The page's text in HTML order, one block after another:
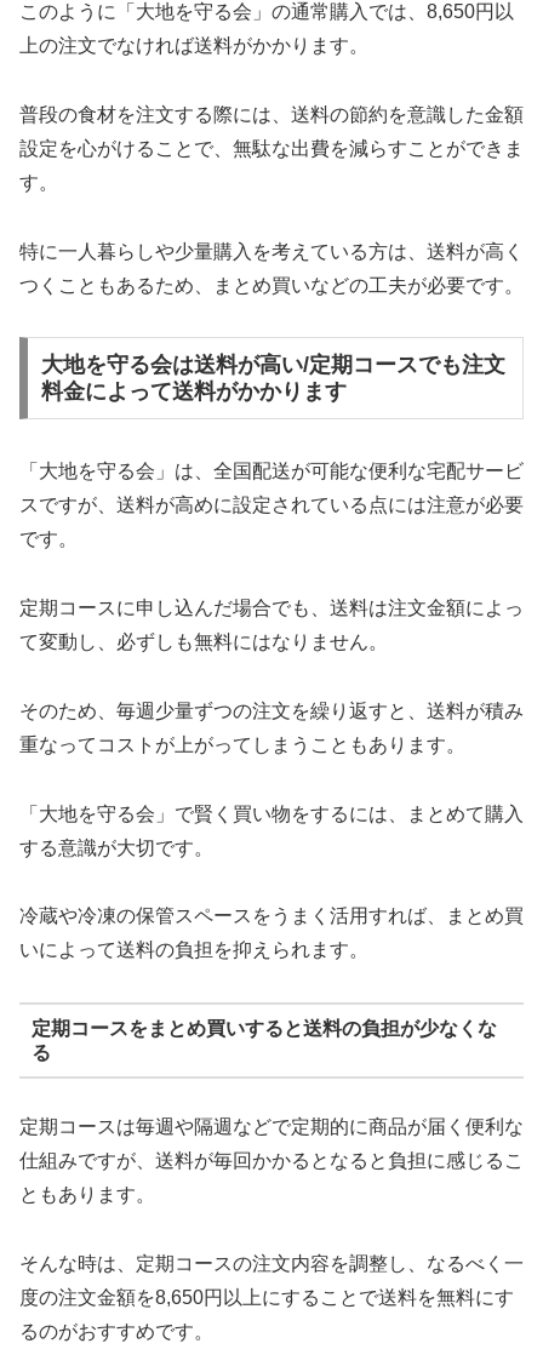
このように「大地を守る会」の通常購入では、8,650円以
上の注文でなければ送料がかかります。
普段の食材を注文する際には、送料の節約を意識した金額
設定を心がけることで、無駄な出費を減らすことができま
す。
特に一人暮らしや少量購入を考えている方は、送料が高く
つくこともあるため、まとめ買いなどの工夫が必要です。
大地を守る会は送料が高い/定期コースでも注文
料金によって送料がかかります
「大地を守る会」は、全国配送が可能な便利な宅配サービ
スですが、送料が高めに設定されている点には注意が必要
です。
定期コースに申し込んだ場合でも、送料は注文金額によっ
て変動し、必ずしも無料にはなりません。
そのため、毎週少量ずつの注文を繰り返すと、送料が積み
重なってコストが上がってしまうこともあります。
「大地を守る会」で賢く買い物をするには、まとめて購入
する意識が大切です。
冷蔵や冷凍の保管スペースをうまく活用すれば、まとめ買
いによって送料の負担を抑えられます。
定期コースをまとめ買いすると送料の負担が少なくな
る
定期コースは毎週や隔週などで定期的に商品が届く便利な
仕組みですが、送料が毎回かかるとなると負担に感じるこ
ともあります。
そんな時は、定期コースの注文内容を調整し、なるべく一
度の注文金額を8,650円以上にすることで送料を無料にす
るのがおすすめです。